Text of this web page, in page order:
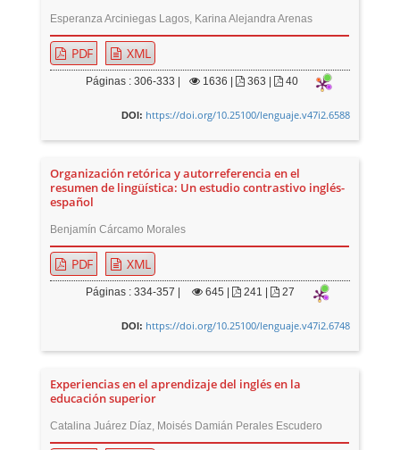
Esperanza Arciniegas Lagos, Karina Alejandra Arenas
PDF XML
Páginas : 306-333 | 1636 | 363 | 40
DOI: https://doi.org/10.25100/lenguaje.v47i2.6588
Organización retórica y autorreferencia en el
resumen de lingüística: Un estudio contrastivo inglés-
español
Benjamín Cárcamo Morales
PDF XML
Páginas : 334-357 | 645 | 241 | 27
DOI: https://doi.org/10.25100/lenguaje.v47i2.6748
Experiencias en el aprendizaje del inglés en la
educación superior
Catalina Juárez Díaz, Moisés Damián Perales Escudero